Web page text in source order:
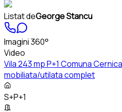
Listat deGeorge Stancu
Imagini 360°
Video
Vila 243 mp P+1 Comuna
mobiliata/utilata complet
S+P+1